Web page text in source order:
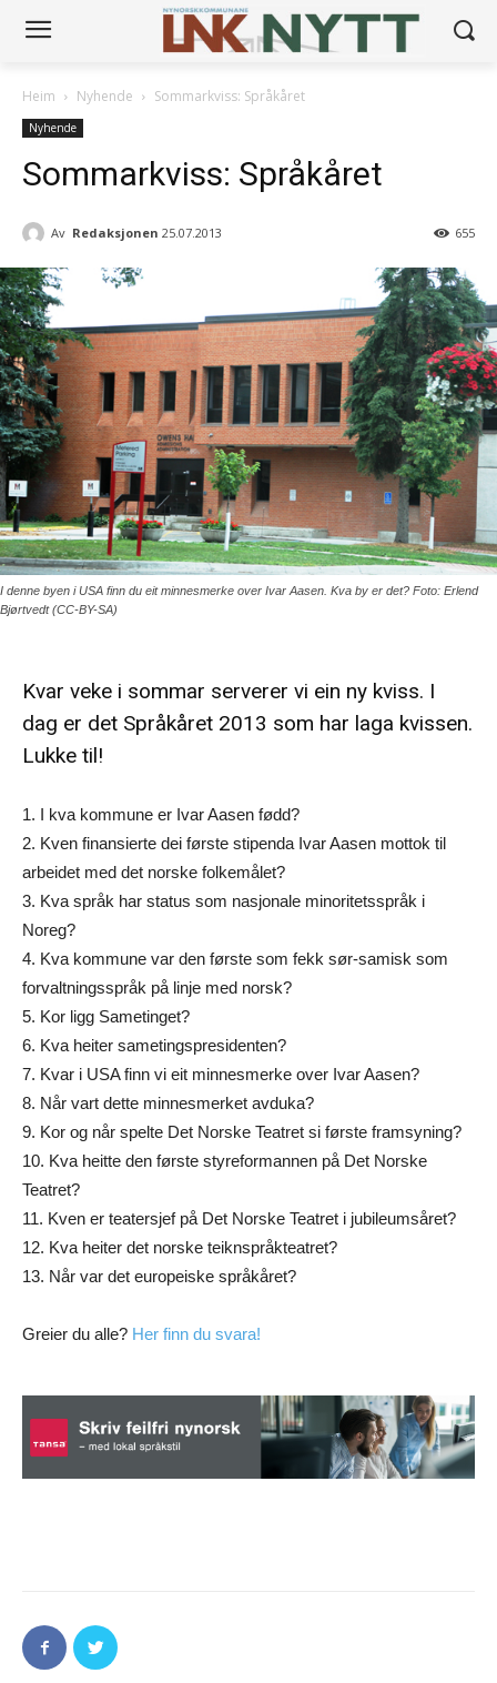
Heim Nyhende Sommarkviss: Språkåret
Nyhende
Sommarkviss: Språkåret
Av Redaksjonen 25.07.2013 655
I denne byen i USA finn du eit minnesmerke over Ivar Aasen. Kva by er det? Foto: Erlend
Bjørtvedt (CC-BY-SA)
Kvar veke i sommar serverer vi ein ny kviss. I
dag er det Språkåret 2013 som har laga kvissen.
Lukke til!
1. I kva kommune er Ivar Aasen fødd?
2. Kven finansierte dei første stipenda Ivar Aasen mottok til
arbeidet med det norske folkemålet?
3. Kva språk har status som nasjonale minoritetsspråk i
Noreg?
4. Kva kommune var den første som fekk sør-samisk som
forvaltningsspråk på linje med norsk?
5. Kor ligg Sametinget?
6. Kva heiter sametingspresidenten?
7. Kvar i USA finn vi eit minnesmerke over Ivar Aasen?
8. Når vart dette minnesmerket avduka?
9. Kor og når spelte Det Norske Teatret si første framsyning?
10. Kva heitte den første styreformannen på Det Norske
Teatret?
11. Kven er teatersjef på Det Norske Teatret i jubileumsåret?
12. Kva heiter det norske teiknspråkteatret?
13. Når var det europeiske språkåret?
Greier du alle? Her finn du svara!